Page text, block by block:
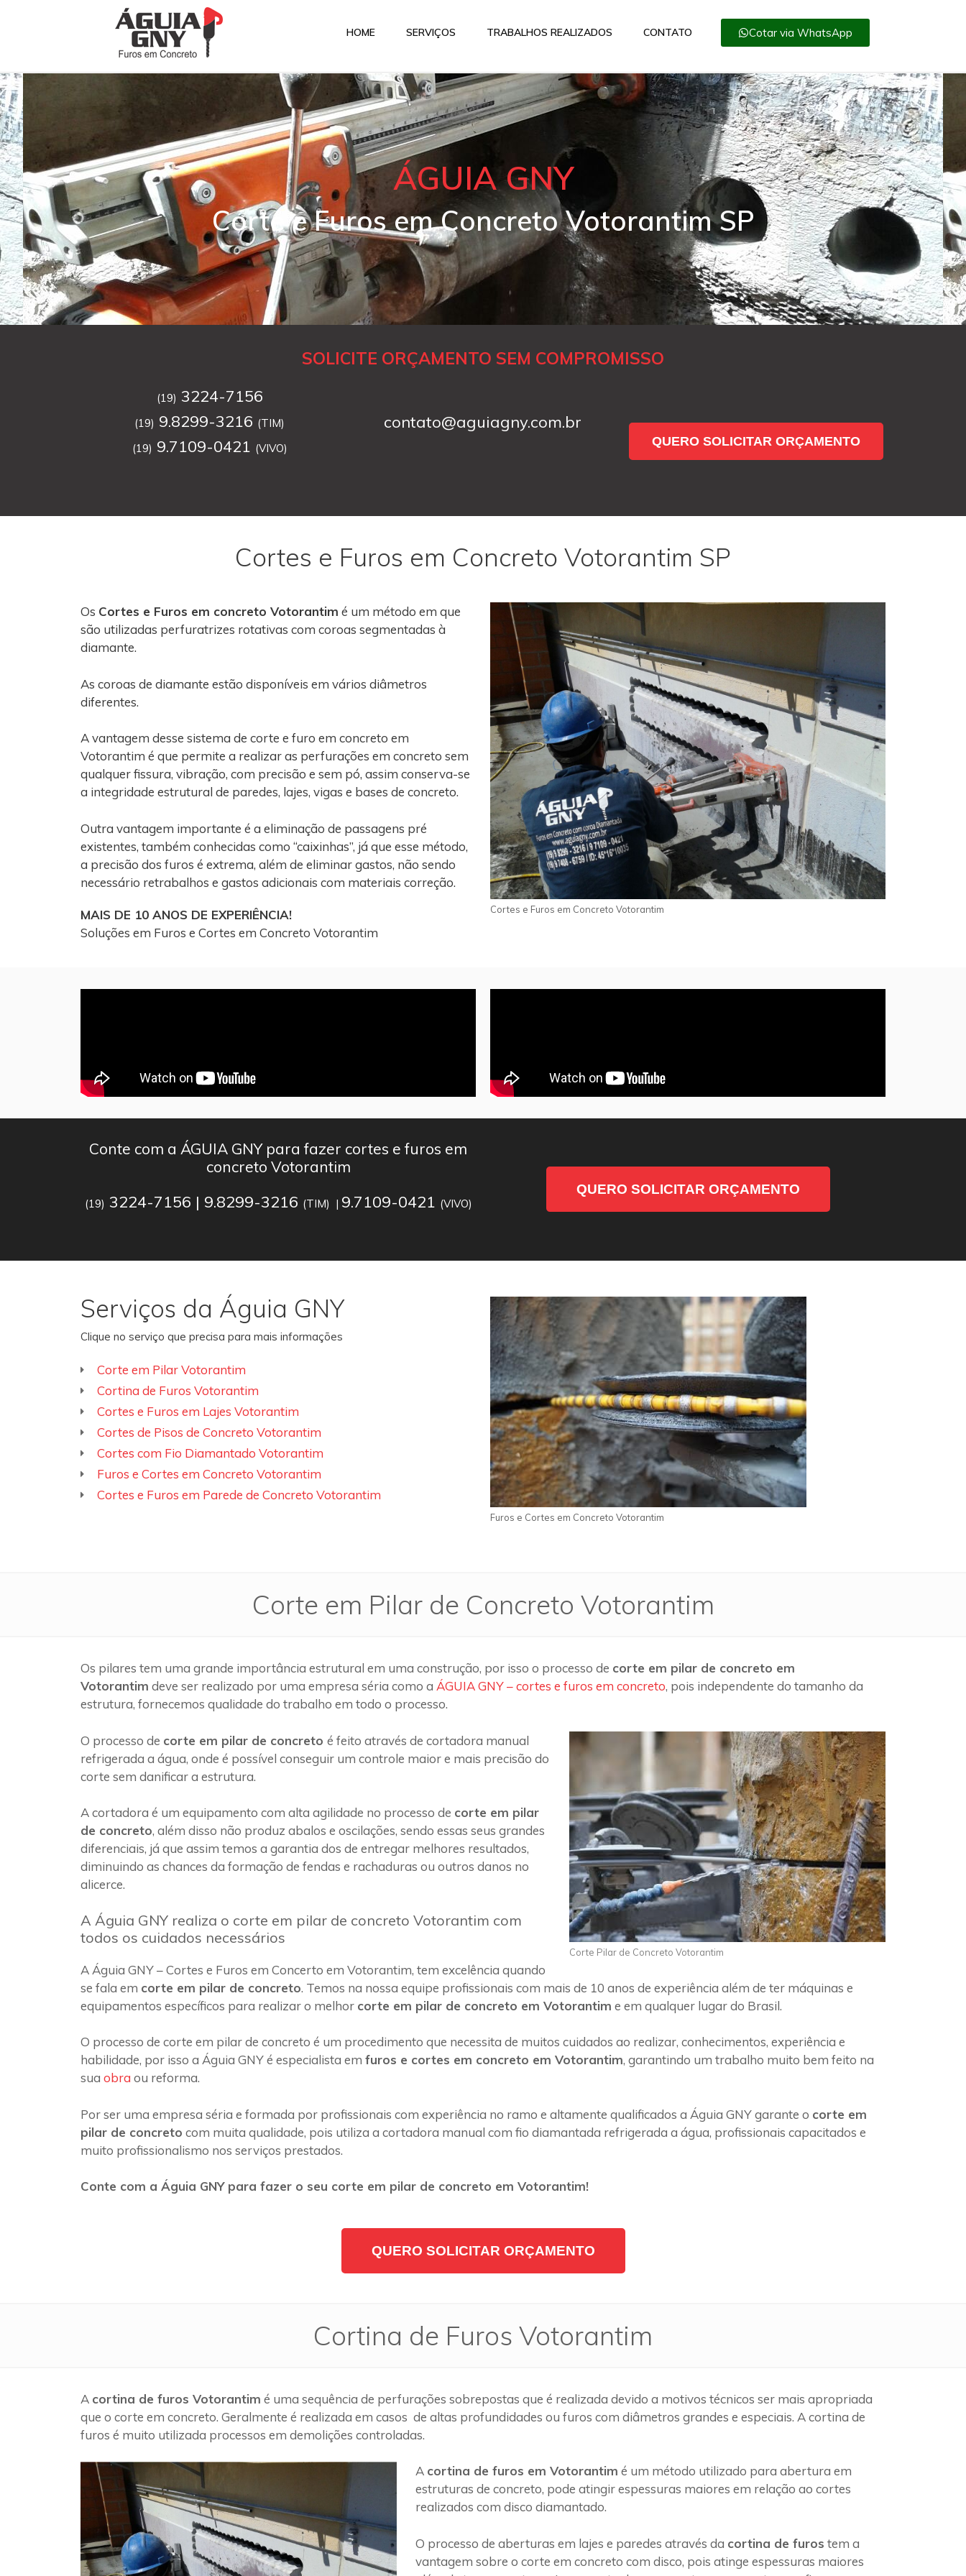
HOME SERVIÇOS TRABALHOS REALIZADOS CONTATO Cotar via WhatsApp
ÁGUIA GNY
Corte e Furos em Concreto Votorantim SP
SOLICITE ORÇAMENTO SEM COMPROMISSO
(19) 3224-7156
(19) 9.8299-3216 (TIM)
(19) 9.7109-0421 (VIVO)
contato@aguiagny.com.br
QUERO SOLICITAR ORÇAMENTO
Cortes e Furos em Concreto Votorantim SP
Os Cortes e Furos em concreto Votorantim é um método em que
são utilizadas perfuratrizes rotativas com coroas segmentadas à
diamante.
As coroas de diamante estão disponíveis em vários diâmetros
diferentes.
A vantagem desse sistema de corte e furo em concreto em
Votorantim é que permite a realizar as perfurações em concreto sem
qualquer fissura, vibração, com precisão e sem pó, assim conserva-se
a integridade estrutural de paredes, lajes, vigas e bases de concreto.
Outra vantagem importante é a eliminação de passagens pré
existentes, também conhecidas como “caixinhas”, já que esse método,
a precisão dos furos é extrema, além de eliminar gastos, não sendo
necessário retrabalhos e gastos adicionais com materiais correção.
MAIS DE 10 ANOS DE EXPERIÊNCIA!
Soluções em Furos e Cortes em Concreto Votorantim
Cortes e Furos em Concreto Votorantim
Conte com a ÁGUIA GNY para fazer cortes e furos em
concreto Votorantim
(19) 3224-7156 | 9.8299-3216 (TIM) | 9.7109-0421 (VIVO)
QUERO SOLICITAR ORÇAMENTO
Serviços da Águia GNY
Clique no serviço que precisa para mais informações
Corte em Pilar Votorantim
Cortina de Furos Votorantim
Cortes e Furos em Lajes Votorantim
Cortes de Pisos de Concreto Votorantim
Cortes com Fio Diamantado Votorantim
Furos e Cortes em Concreto Votorantim
Cortes e Furos em Parede de Concreto Votorantim
Furos e Cortes em Concreto Votorantim
Corte em Pilar de Concreto Votorantim
Os pilares tem uma grande importância estrutural em uma construção, por isso o processo de corte em pilar de concreto em
Votorantim deve ser realizado por uma empresa séria como a ÁGUIA GNY – cortes e furos em concreto, pois independente do tamanho da
estrutura, fornecemos qualidade do trabalho em todo o processo.
Corte Pilar de Concreto Votorantim
O processo de corte em pilar de concreto é feito através de cortadora manual
refrigerada a água, onde é possível conseguir um controle maior e mais precisão do
corte sem danificar a estrutura.
A cortadora é um equipamento com alta agilidade no processo de corte em pilar
de concreto, além disso não produz abalos e oscilações, sendo essas seus grandes
diferenciais, já que assim temos a garantia dos de entregar melhores resultados,
diminuindo as chances da formação de fendas e rachaduras ou outros danos no
alicerce.
A Águia GNY realiza o corte em pilar de concreto Votorantim com
todos os cuidados necessários
A Águia GNY – Cortes e Furos em Concerto em Votorantim, tem excelência quando
se fala em corte em pilar de concreto. Temos na nossa equipe profissionais com mais de 10 anos de experiência além de ter máquinas e
equipamentos específicos para realizar o melhor corte em pilar de concreto em Votorantim e em qualquer lugar do Brasil.
O processo de corte em pilar de concreto é um procedimento que necessita de muitos cuidados ao realizar, conhecimentos, experiência e
habilidade, por isso a Águia GNY é especialista em furos e cortes em concreto em Votorantim, garantindo um trabalho muito bem feito na
sua obra ou reforma.
Por ser uma empresa séria e formada por profissionais com experiência no ramo e altamente qualificados a Águia GNY garante o corte em
pilar de concreto com muita qualidade, pois utiliza a cortadora manual com fio diamantada refrigerada a água, profissionais capacitados e
muito profissionalismo nos serviços prestados.
Conte com a Águia GNY para fazer o seu corte em pilar de concreto em Votorantim!
QUERO SOLICITAR ORÇAMENTO
Cortina de Furos Votorantim
A cortina de furos Votorantim é uma sequência de perfurações sobrepostas que é realizada devido a motivos técnicos ser mais apropriada
que o corte em concreto. Geralmente é realizada em casos de altas profundidades ou furos com diâmetros grandes e especiais. A cortina de
furos é muito utilizada processos em demolições controladas.
A cortina de furos em Votorantim é um método utilizado para abertura em
estruturas de concreto, pode atingir espessuras maiores em relação ao cortes
realizados com disco diamantado.
O processo de aberturas em lajes e paredes através da cortina de furos tem a
vantagem sobre o corte em concreto com disco, pois atinge espessuras maiores